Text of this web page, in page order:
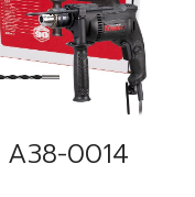
A38-0014